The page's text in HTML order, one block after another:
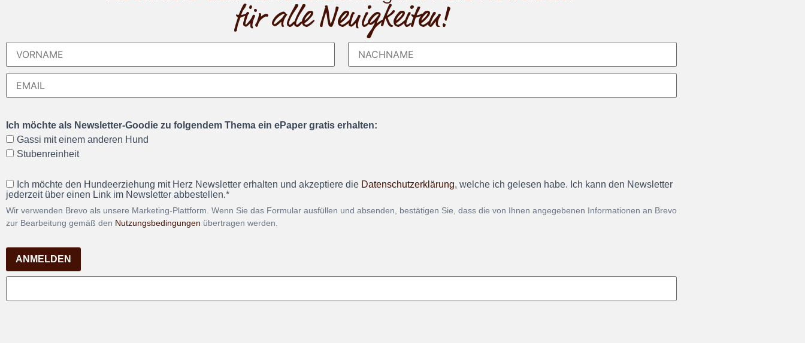
für alle Neuigkeiten!
Ich möchte als Newsletter-Goodie zu folgendem Thema ein ePaper gratis erhalten:
Gassi mit einem anderen Hund
Stubenreinheit
Ich möchte den Hundeerziehung mit Herz Newsletter erhalten und akzeptiere die Datenschutzerklärung, welche ich gelesen habe. Ich kann den Newsletter
jederzeit über einen Link im Newsletter abbestellen.*
Wir verwenden Brevo als unsere Marketing-Plattform. Wenn Sie das Formular ausfüllen und absenden, bestätigen Sie, dass die von Ihnen angegebenen Informationen an Brevo
zur Bearbeitung gemäß den Nutzungsbedingungen übertragen werden.
ANMELDEN